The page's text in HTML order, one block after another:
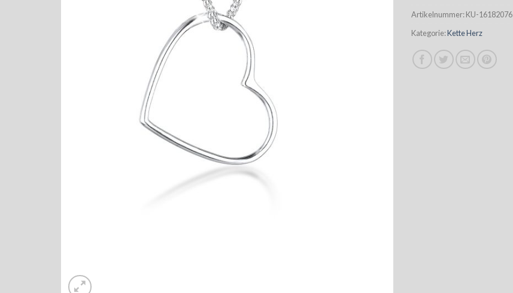
Artikelnummer:KU-16182076
Kategorie:Kette Herz